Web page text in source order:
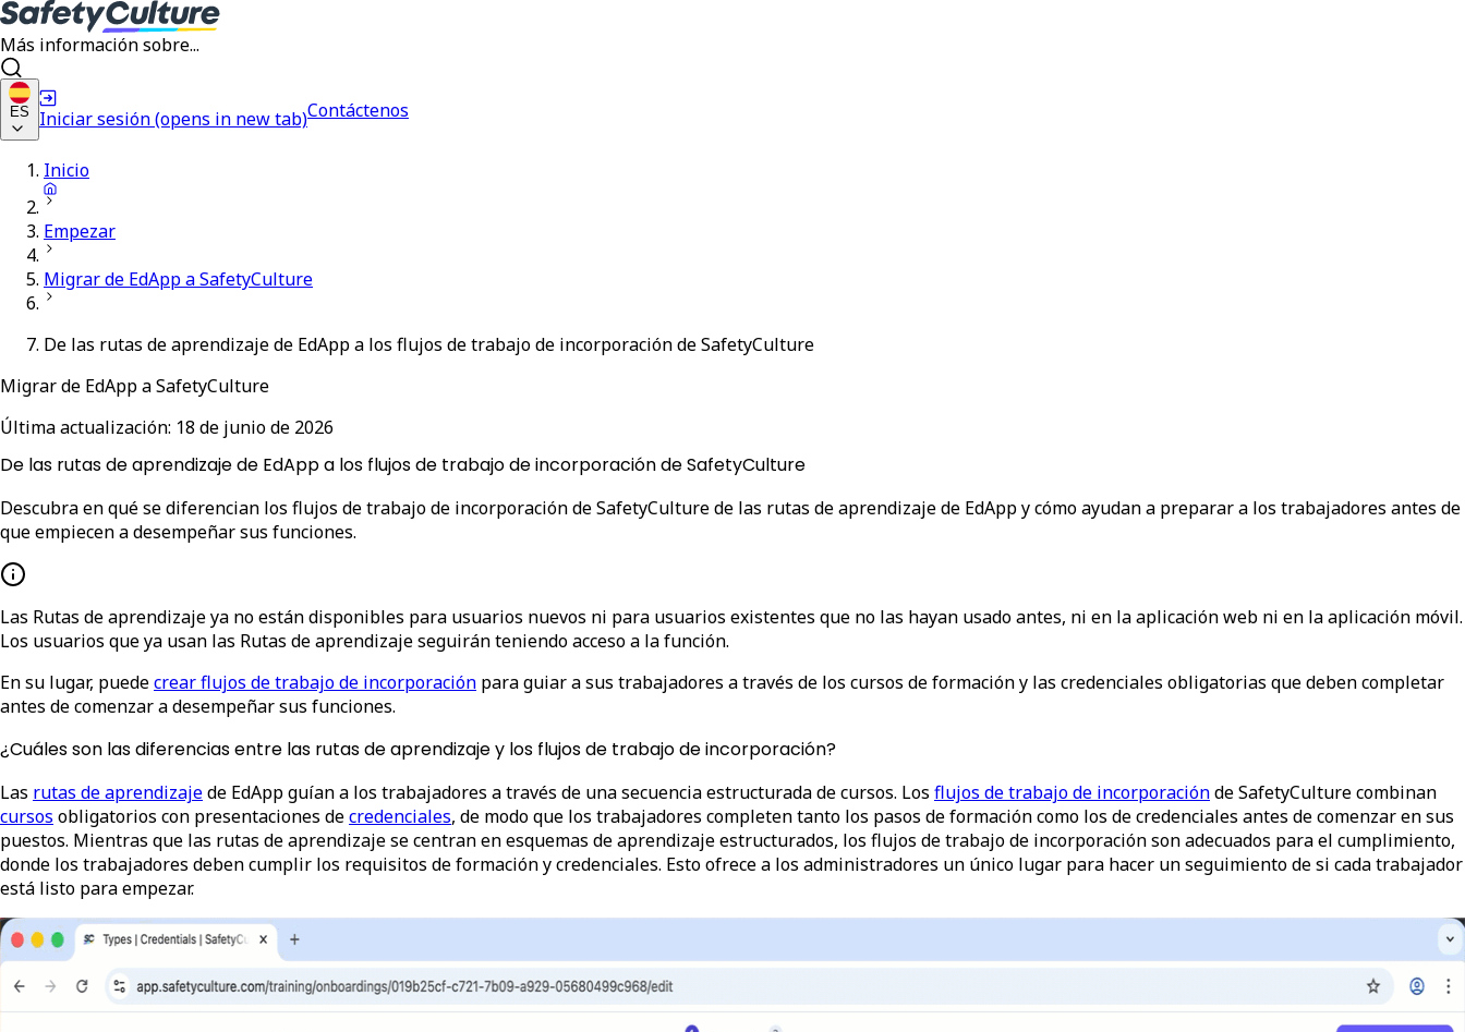
Más información sobre...
ES Iniciar sesión(opens in new tab)Contáctenos
Inicio
Empezar
Migrar de EdApp a SafetyCulture
De las rutas de aprendizaje de EdApp a los flujos de trabajo de incorporación de SafetyCulture
Migrar de EdApp a SafetyCulture
Última actualización: 18 de junio de 2026
De las rutas de aprendizaje de EdApp a los flujos de trabajo de incorporación de SafetyCulture
Descubra en qué se diferencian los flujos de trabajo de incorporación de SafetyCulture de las rutas de aprendizaje de EdApp y cómo ayudan a preparar a los trabajadores antes de
que empiecen a desempeñar sus funciones.
Las Rutas de aprendizaje ya no están disponibles para usuarios nuevos ni para usuarios existentes que no las hayan usado antes, ni en la aplicación web ni en la aplicación móvil.
Los usuarios que ya usan las Rutas de aprendizaje seguirán teniendo acceso a la función.
En su lugar, puedecrear flujos de trabajo de incorporación para guiar a sus trabajadores a través de los cursos de formación y las credenciales obligatorias que deben completar
antes de comenzar a desempeñar sus funciones.
¿Cuáles son las diferencias entre las rutas de aprendizaje y los flujos de trabajo de incorporación?
Las rutas de aprendizajede EdApp guían a los trabajadores a través de una secuencia estructurada de cursos. Los flujos de trabajo de incorporaciónde SafetyCulture combinan
cursos obligatorios con presentaciones decredenciales, de modo que los trabajadores completen tanto los pasos de formación como los de credenciales antes de comenzar en sus
puestos. Mientras que las rutas de aprendizaje se centran en esquemas de aprendizaje estructurados, los flujos de trabajo de incorporación son adecuados para el cumplimiento,
donde los trabajadores deben cumplir los requisitos de formación y credenciales. Esto ofrece a los administradores un único lugar para hacer un seguimiento de si cada trabajador
está listo para empezar.